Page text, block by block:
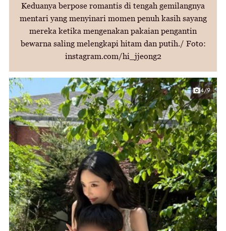
Keduanya berpose romantis di tengah gemilangnya
mentari yang menyinari momen penuh kasih sayang
mereka ketika mengenakan pakaian pengantin
bewarna saling melengkapi hitam dan putih./ Foto:
instagram.com/hi_jjeong2
4/9